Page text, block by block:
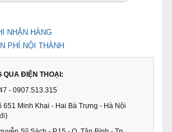
NHẬN HÀNG
PHÍ NỘI THÀNH
QUA ĐIỆN THOẠI:
- 0907.513.315
651 Minh Khai - Hai Bà Trưng - Hà Nội
)